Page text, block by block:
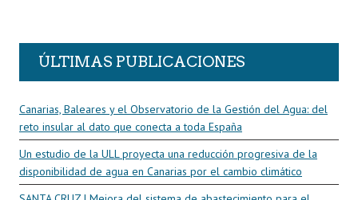
o
o
k
er A
p
p
dI
n
pa
rti
r
ÚLTIMAS PUBLICACIONES
Canarias, Baleares y el Observatorio de la Gestión del Agua: del
reto insular al dato que conecta a toda España
Un estudio de la ULL proyecta una reducción progresiva de la
disponibilidad de agua en Canarias por el cambio climático